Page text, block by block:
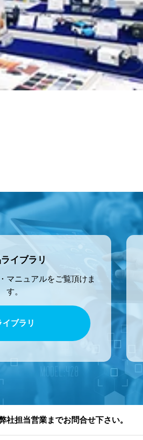
イブラリ
マニュアルをご覧頂けま
す。
イブラリ
社担当営業までお問合せ下さい。